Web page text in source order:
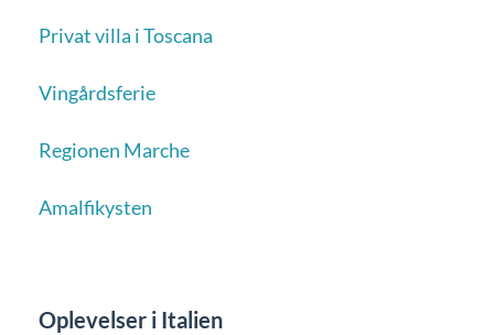
Privat villa i Toscana
Vingårdsferie
Regionen Marche
Amalfikysten
Oplevelser i Italien